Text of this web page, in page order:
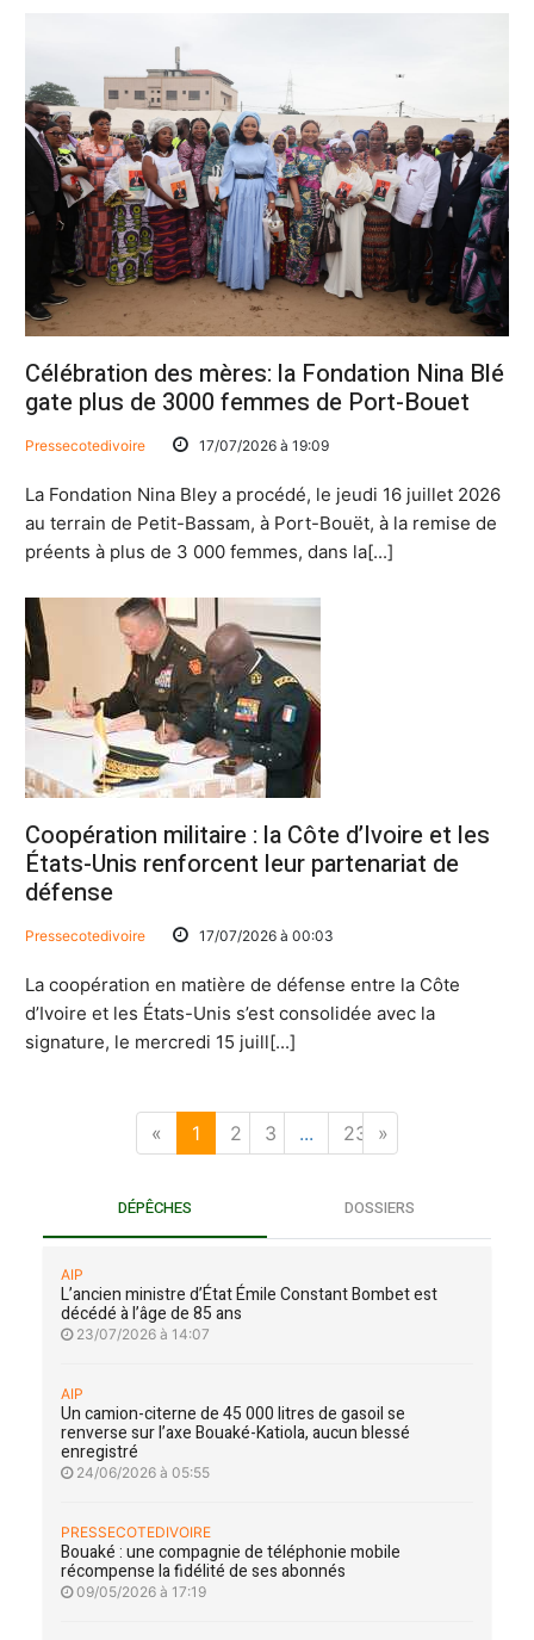
Célébration des mères: la Fondation Nina Blé
gate plus de 3000 femmes de Port-Bouet
Pressecotedivoire 17/07/2026 à 19:09
La Fondation Nina Bley a procédé, le jeudi 16 juillet 2026
au terrain de Petit-Bassam, à Port-Bouët, à la remise de
préents à plus de 3 000 femmes, dans la[...]
Coopération militaire : la Côte d’Ivoire et les
États-Unis renforcent leur partenariat de
défense
Pressecotedivoire 17/07/2026 à 00:03
La coopération en matière de défense entre la Côte
d’Ivoire et les États-Unis s’est consolidée avec la
signature, le mercredi 15 juill[...]
« 1 2 3 ... 232 »
DÉPÊCHES DOSSIERS
AIP
L’ancien ministre d’État Émile Constant Bombet est
décédé à l’âge de 85 ans
23/07/2026 à 14:07
AIP
Un camion-citerne de 45 000 litres de gasoil se
renverse sur l’axe Bouaké-Katiola, aucun blessé
enregistré
24/06/2026 à 05:55
PRESSECOTEDIVOIRE
Bouaké : une compagnie de téléphonie mobile
récompense la fidélité de ses abonnés
09/05/2026 à 17:19